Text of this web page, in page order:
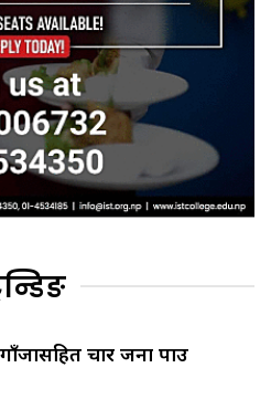
चार जना पक्राउ